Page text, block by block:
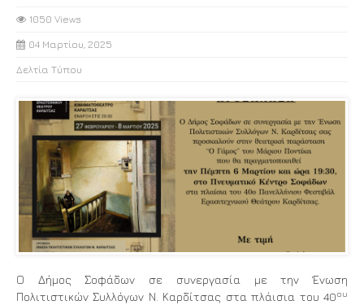
1050 Views
04 Μαρτίου, 2025
Δελτία Τύπου
Ο Δήμος Σοφάδων σε συνεργασία με την Ένωση
Πολιτιστικών Συλλόγων Ν. Καρδίτσας στα πλάισια του 40ου